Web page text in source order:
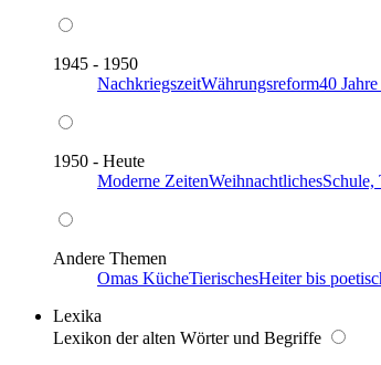
1945 - 1950
NachkriegszeitWährungsreform40
1950 - Heute
Moderne ZeitenWeihnachtlichesSchule,
Andere Themen
Omas KücheTierischesHeiter bis
Lexika
Lexikon der alten Wörter und Begriffe